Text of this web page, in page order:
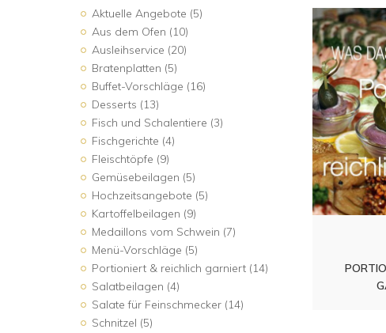
Aktuelle Angebote (5)
Aus dem Ofen (10)
Ausleihservice (20)
Bratenplatten (5)
Buffet-Vorschläge (16)
Desserts (13)
Fisch und Schalentiere (3)
Fischgerichte (4)
Fleischtöpfe (9)
Gemüsebeilagen (5)
Hochzeitsangebote (5)
Kartoffelbeilagen (9)
Medaillons vom Schwein (7)
Menü-Vorschläge (5)
Portioniert & reichlich garniert (14)
Salatbeilagen (4)
Salate für Feinschmecker (14)
Schnitzel (5)